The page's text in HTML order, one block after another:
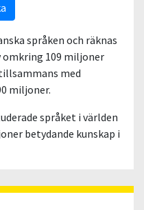
språken och räknas
omkring 109 miljoner
med
miljoner.
språket i världen
betydande kunskap i